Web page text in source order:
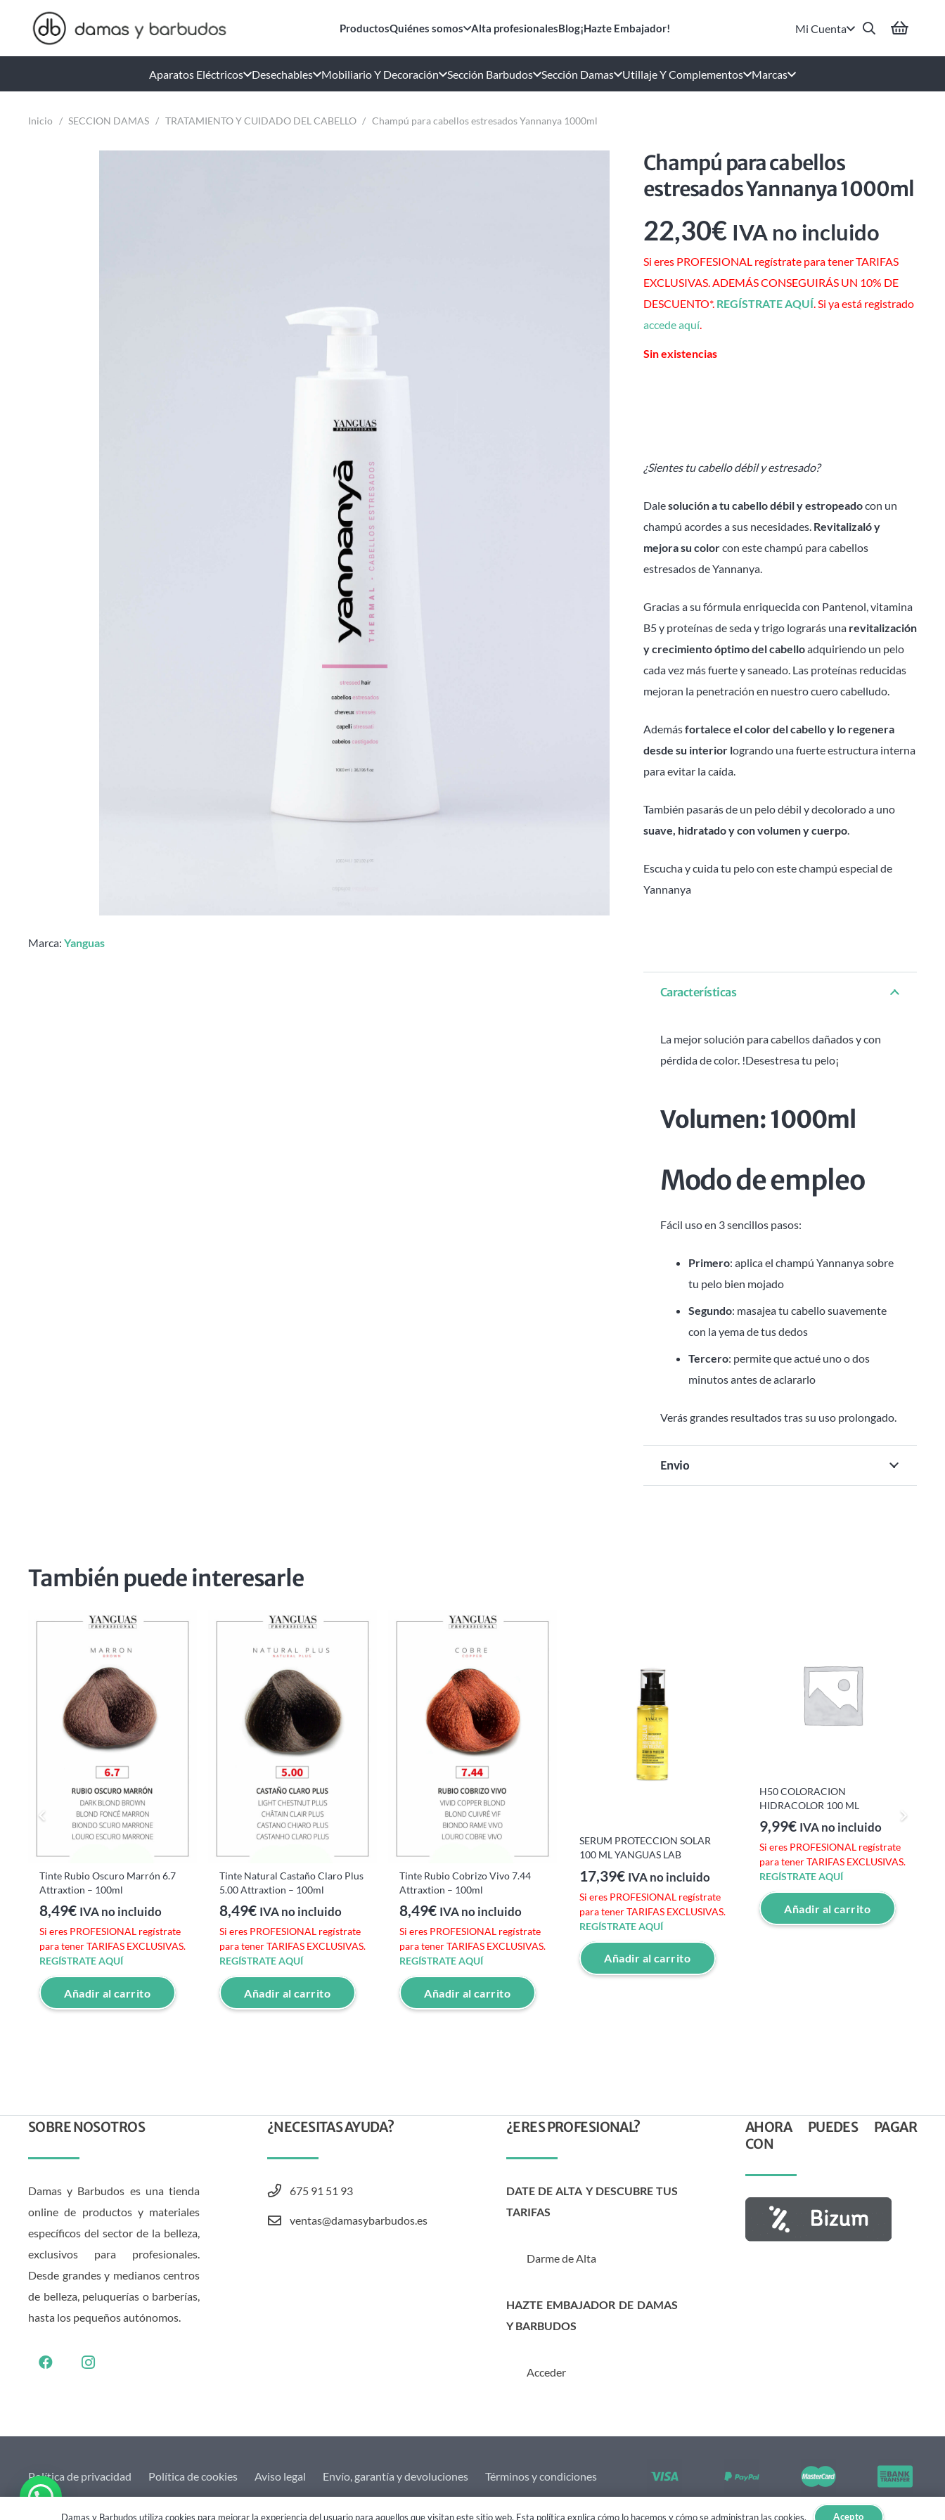
ProductosQuiénes somos Alta profesionalesBlog¡Hazte Embajador! Mi Cuenta
Aparatos Eléctricos Desechables Mobiliario Y Decoración Sección Barbudos Sección Damas Utillaje Y Complementos Marcas
Inicio / SECCION DAMAS / TRATAMIENTO Y CUIDADO DEL CABELLO / Champú para cabellos estresados Yannanya 1000ml
Marca: Yanguas
Champú para cabellos
estresados Yannanya 1000ml
22,30€ IVA no incluido
Si eres PROFESIONAL regístrate para tener TARIFAS
EXCLUSIVAS. ADEMÁS CONSEGUIRÁS UN 10% DE
DESCUENTO*. REGÍSTRATE AQUÍ. Si ya está registrado
accede aquí.
Sin existencias
¿Sientes tu cabello débil y estresado?
Dalesolución a tu cabello débil y estropeadocon un
champú acordes a sus necesidades. Revitalizaló y
mejora su colorcon este champú para cabellos
estresados de Yannanya.
Gracias a su fórmula enriquecida con Pantenol, vitamina
B5 y proteínas de seda y trigo lograrás una revitalización
y crecimiento óptimo del cabelloadquiriendo un pelo
cada vez más fuerte y saneado. Las proteínas reducidas
mejoran la penetración en nuestro cuero cabelludo.
Ademásfortalece el color del cabello y lo regenera
desde su interior logrando una fuerte estructura interna
para evitar la caída.
También pasarás de un pelo débil y decolorado a uno
suave, hidratado y con volumen y cuerpo.
Escucha y cuida tu pelo con este champú especial de
Yannanya
Características
La mejor solución para cabellos dañados y con
pérdida de color. !Desestresa tu pelo¡
Volumen: 1000ml
Modo de empleo
Fácil uso en 3 sencillos pasos:
Primero: aplica el champú Yannanya sobre
tu pelo bien mojado
Segundo: masajea tu cabello suavemente
con la yema de tus dedos
Tercero: permite que actué uno o dos
minutos antes de aclararlo
Verás grandes resultados tras su uso prolongado.
Envio
También puede interesarle
Tinte Rubio Oscuro Marrón 6.7
Attraxtion – 100ml
8,49€ IVA no incluido
Si eres PROFESIONAL regístrate
para tener TARIFAS EXCLUSIVAS.
REGÍSTRATE AQUÍ
Añadir al carrito
Tinte Natural Castaño Claro Plus
5.00 Attraxtion – 100ml
8,49€ IVA no incluido
Si eres PROFESIONAL regístrate
para tener TARIFAS EXCLUSIVAS.
REGÍSTRATE AQUÍ
Añadir al carrito
Tinte Rubio Cobrizo Vivo 7.44
Attraxtion – 100ml
8,49€ IVA no incluido
Si eres PROFESIONAL regístrate
para tener TARIFAS EXCLUSIVAS.
REGÍSTRATE AQUÍ
Añadir al carrito
SERUM PROTECCION SOLAR
100 ML YANGUAS LAB
17,39€ IVA no incluido
Si eres PROFESIONAL regístrate
para tener TARIFAS EXCLUSIVAS.
REGÍSTRATE AQUÍ
Añadir al carrito
H50 COLORACION
HIDRACOLOR 100 ML
9,99€ IVA no incluido
Si eres PROFESIONAL regístrate
para tener TARIFAS EXCLUSIVAS.
REGÍSTRATE AQUÍ
Añadir al carrito
SOBRE NOSOTROS
Damas y Barbudos es una tienda
online de productos y materiales
específicos del sector de la belleza,
exclusivos para profesionales.
Desde grandes y medianos centros
de belleza, peluquerías o barberías,
hasta los pequeños autónomos.
¿NECESITAS AYUDA?
675 91 51 93
ventas@damasybarbudos.es
¿ERES PROFESIONAL?
DATE DE ALTA Y DESCUBRE TUS
TARIFAS
Darme de Alta
HAZTE EMBAJADOR DE DAMAS
Y BARBUDOS
Acceder
AHORA PUEDES PAGAR
CON
Política de privacidad Política de cookies Aviso legal Envío, garantía y devoluciones Términos y condiciones
Damas y Barbudos utiliza cookies para mejorar la experiencia del usuario para aquellos que visitan este sitio web. Esta política explica cómo lo hacemos y cómo se administran las cookies. Acepto